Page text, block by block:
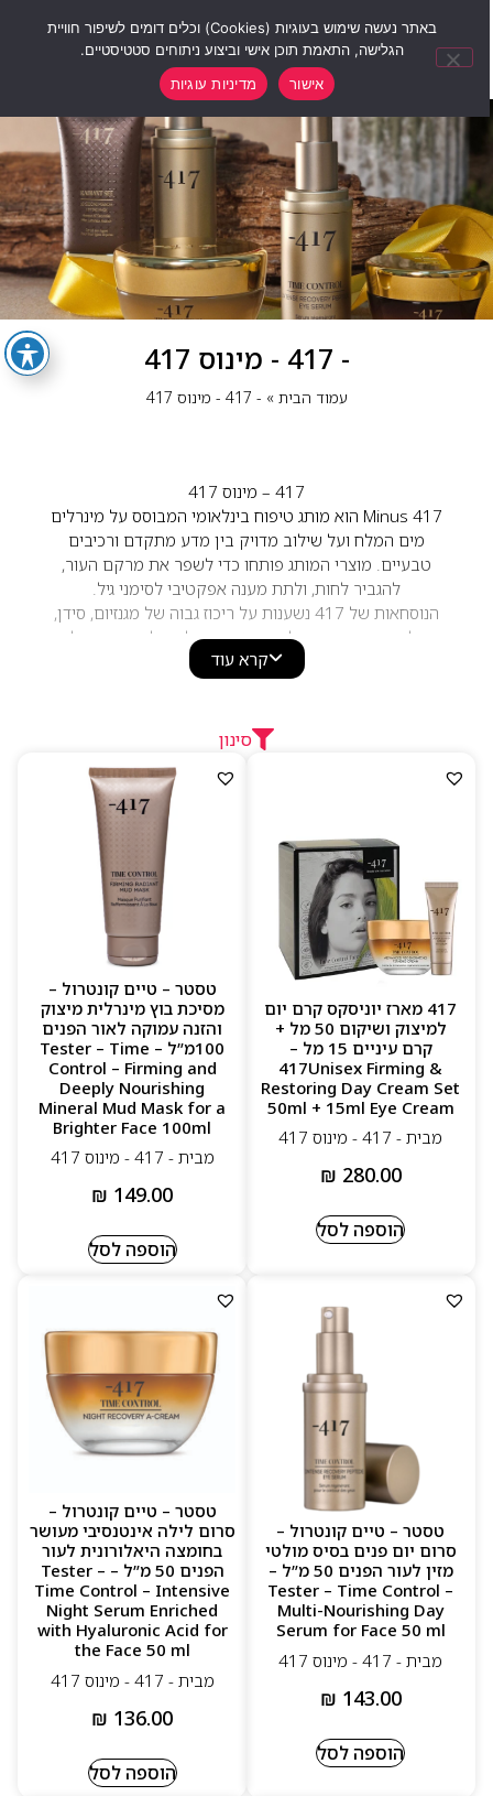
- 417 - מינוס 417
עמוד הבית» - 417 - מינוס 417
‎417 – מינוס 417
Minus 417 הוא מותג טיפוח בינלאומי המבוסס על מינרלים
מים המלח ועל שילוב מדויק בין מדע מתקדם ורכיבים
טבעיים. מוצרי המותג פותחו כדי לשפר את מרקם העור,
להגביר לחות, ולתת מענה אפקטיבי לסימני גיל.
הנוסחאות של 417 נשענות על ריכוז גבוה של מגנזיום, סידן,
ברזל ופוטסיום – מינרלים ידועים ביכולתם לתמוך בתהליכי
חידוש העור ולשמור על מראה בריא ומאוזן. תמהיל זה
מאפשר למותג להציע מוצרים שמספקים תוצאות ממשיות
הקו כולל מגוון רחב של מוצרי טיפוח פנים וגוף: סרומים, קרמי
יום ולילה, מסכות, מוצרי ניקוי ופתרונות אנטי-אייג’ינג ייעודיים.
כל מוצר פותח על פי סטנדרטים גבוהים ומתאים למגוון סוגי
מבוסס על מינרלים מים המלח
נוסחאות מתקדמות בעלות יעילות מוכחת
מותג טבעוני וללא פראבנים
מותאם לשימוש יומיומי ולכל סוגי העור
קרא עוד
סינון
417 מארז יוניסקס קרם יום
למיצוק ושיקום 50 מל +
קרם עיניים 15 מל –
417Unisex Firming &
Restoring Day Cream Set
50ml + 15ml Eye Cream
מבית - 417 - מינוס 417
₪ 280.00
הוספה לסל
טסטר – טיים קונטרול –
מסיכת בוץ מינרלית מיצוק
והזנה עמוקה לאור הפנים
100מ”ל – Tester – Time
Control – Firming and
Deeply Nourishing
Mineral Mud Mask for a
Brighter Face 100ml
מבית - 417 - מינוס 417
₪ 149.00
הוספה לסל
טסטר – טיים קונטרול –
סרום יום פנים בסיס מולטי
מזין לעור הפנים 50 מ”ל –
Tester – Time Control –
Multi-Nourishing Day
Serum for Face 50 ml
מבית - 417 - מינוס 417
₪ 143.00
הוספה לסל
טסטר – טיים קונטרול –
סרום לילה אינטנסיבי מעושר
בחומצה היאלורונית לעור
הפנים 50 מ”ל – Tester –
Time Control – Intensive
Night Serum Enriched
with Hyaluronic Acid for
the Face 50 ml
מבית - 417 - מינוס 417
₪ 136.00
הוספה לסל
באתר נעשה שימוש בעוגיות (Cookies) וכלים דומים לשיפור חוויית
הגלישה, התאמת תוכן אישי וביצוע ניתוחים סטטיסטיים.
אישור
מדיניות עוגיות